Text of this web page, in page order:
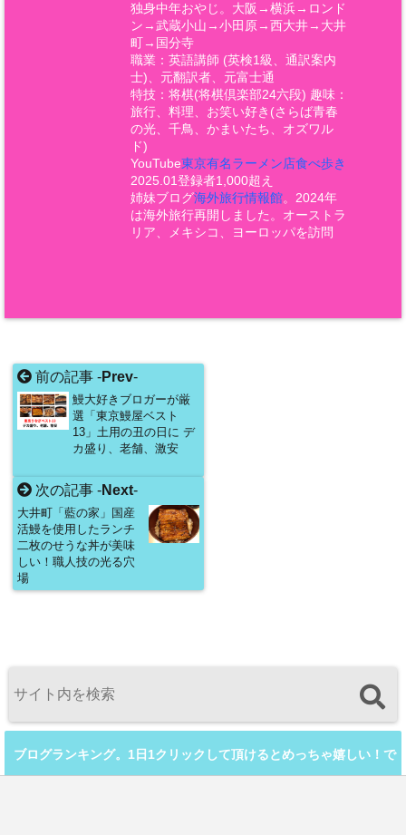
独身中年おやじ。大阪→横浜→ロンド
ン→武蔵小山→小田原→西大井→大井
町→国分寺
職業：英語講師 (英検1級、通訳案内
士)、元翻訳者、元富士通
特技：将棋(将棋倶楽部24六段) 趣味：
旅行、料理、お笑い好き(さらば青春
の光、千鳥、かまいたち、オズワル
ド)
YouTube東京有名ラーメン店食べ歩き
2025.01登録者1,000超え
姉妹ブログ海外旅行情報館。2024年
は海外旅行再開しました。オーストラ
リア、メキシコ、ヨーロッパを訪問
前の記事 -Prev-
鰻大好きブロガーが厳
選「東京鰻屋ベスト
13」土用の丑の日に デ
カ盛り、老舗、激安
次の記事 -Next-
大井町「藍の家」国産
活鰻を使用したランチ
二枚のせうな丼が美味
しい！職人技の光る穴
場
ブログランキング。1日1クリックして頂けるとめっちゃ嬉しい！で